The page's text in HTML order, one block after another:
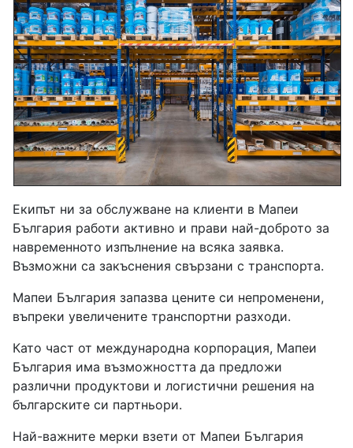
Екипът ни за обслужване на клиенти в Мапеи
България работи активно и прави най-доброто за
навременното изпълнение на всяка заявка.
Възможни са закъснения свързани с транспорта.
Мапеи България запазва цените си непроменени,
въпреки увеличените транспортни разходи.
Като част от международна корпорация, Мапеи
България има възможността да предложи
различни продуктови и логистични решения на
българските си партньори.
Най-важните мерки взети от Мапеи България